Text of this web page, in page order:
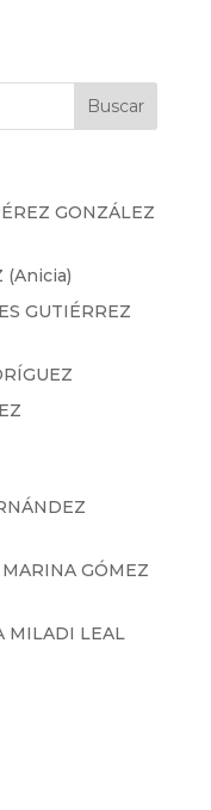
GONZÁLEZ
(Anicia)
GUTIÉRREZ
GÓMEZ
MILADI LEAL